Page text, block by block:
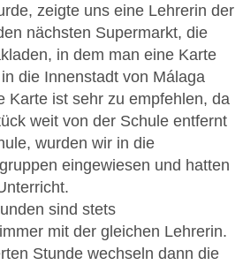
zeigte uns eine Lehrerin der
nächsten Supermarkt, die
in dem man eine Karte
die Innenstadt von Málaga
Karte ist sehr zu empfehlen, da
weit von der Schule entfernt
wurden wir in die
eingewiesen und hatten
sind stets
mit der gleichen Lehrerin.
Stunde wechseln dann die